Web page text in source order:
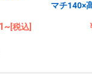
[税込]
マチ140×